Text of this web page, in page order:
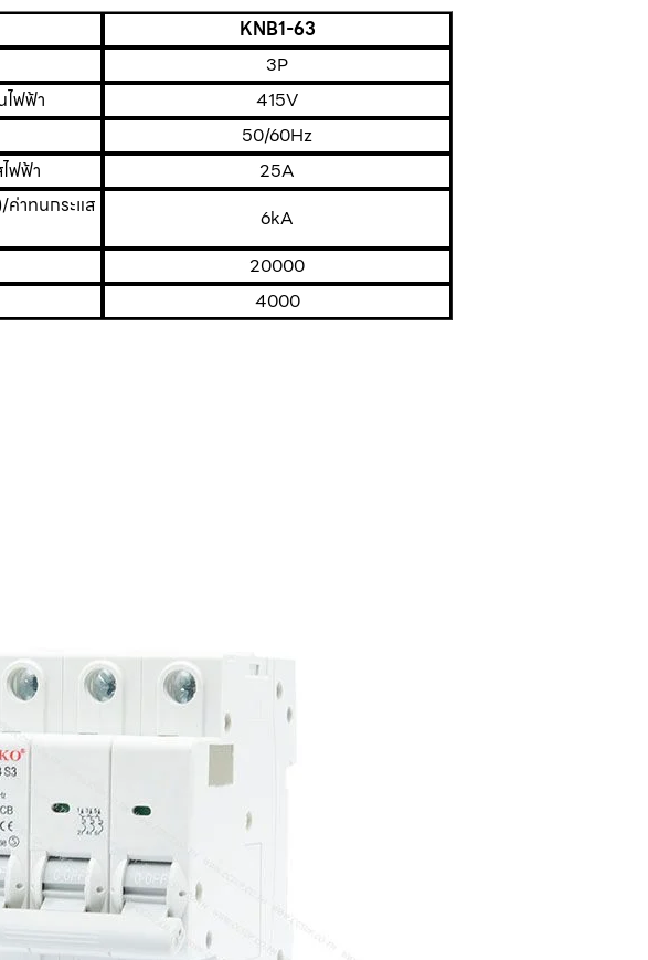
KNB1-63
3P
ฟฟ้า
415V
50/60Hz
ฟฟ้า
25A
าทนกระแส
6kA
20000
4000